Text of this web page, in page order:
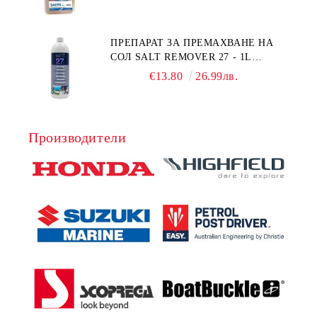
ПРЕПАРАТ ЗА ПРЕМАХВАНЕ НА
СОЛ SALT REMOVER 27 - 1L
NAUTIC CLEAN
€13.80 26.99лв.
Производители